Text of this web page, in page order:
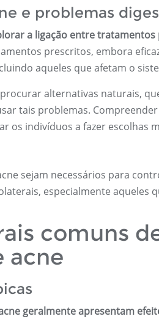
e problemas
a ligação entre
prescritos, embora
aqueles que afetam o
alternativas naturais,
tais problemas.
os indivíduos a fazer escolhas
sejam necessários para
especialmente aqueles
comuns
acne
geralmente apresentam